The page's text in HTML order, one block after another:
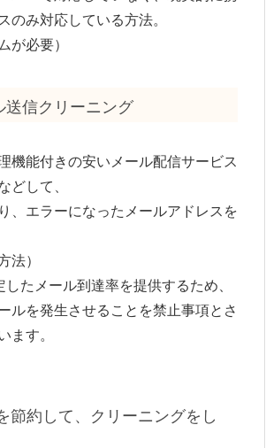
のみ対応している方法。
が必要）
送信クリーニング
機能付きの安いメール配信サービス
どして、
、エラーになったメールアドレスを
法）
たメール到達率を提供するため、
ルを発生させることを禁止事項とさ
ます。
節約して、クリーニングをし